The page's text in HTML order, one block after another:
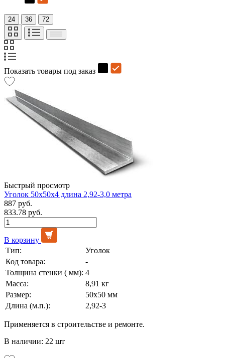
24 36 72
Показать товары под заказ
Быстрый просмотр
Уголок 50х50х4 длина 2,92-3,0 метра
887 руб.
833.78 руб.
В корзину
Тип:
Уголок
Код товара:
-
Толщина стенки ( мм): 4
Масса:
8,91 кг
Размер:
50х50 мм
Длина (м.п.):
2,92-3
Применяется в строительстве и ремонте.
В наличии: 22 шт